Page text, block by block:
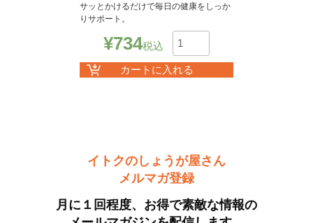
サッとかけるだけで毎日の健康をしっか
りサポート。
¥734税込
数
カートに入れる
イトクのしょうが屋さん
メルマガ登録
月に１回程度、お得で素敵な情報の